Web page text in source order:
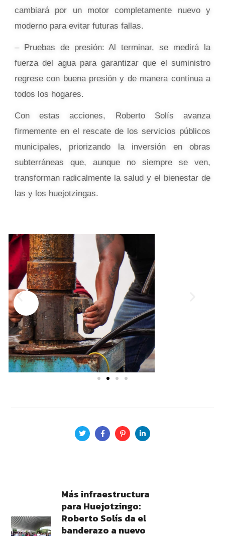
cambiará por un motor completamente nuevo y
moderno para evitar futuras fallas.
– Pruebas de presión: Al terminar, se medirá la
fuerza del agua para garantizar que el suministro
regrese con buena presión y de manera continua a
todos los hogares.
Con estas acciones, Roberto Solís avanza
firmemente en el rescate de los servicios públicos
municipales, priorizando la inversión en obras
subterráneas que, aunque no siempre se ven,
transforman radicalmente la salud y el bienestar de
las y los huejotzingas.
Más infraestructura
para Huejotzingo:
Roberto Solís da el
banderazo a nuevo